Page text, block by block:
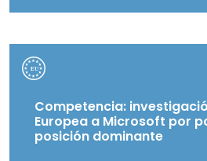
Competencia:
Europea a Microsoft por
posición dominante